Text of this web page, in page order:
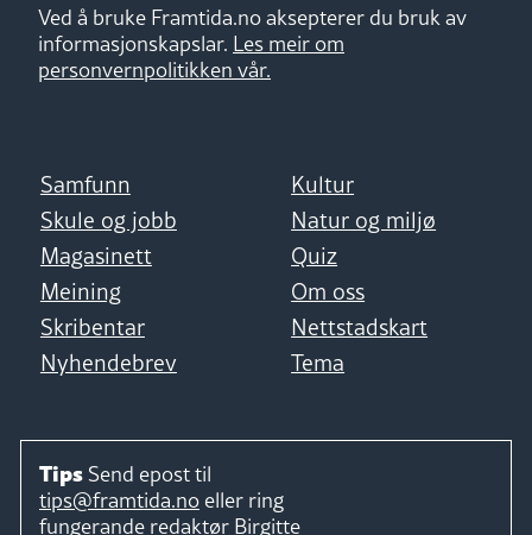
Ved å bruke Framtida.no aksepterer du bruk av
informasjonskapslar. Les meir om
personvernpolitikken vår.
Samfunn
Kultur
Skule og jobb
Natur og miljø
Magasinett
Quiz
Meining
Om oss
Skribentar
Nettstadskart
Nyhendebrev
Tema
Tips Send epost til
tips@framtida.no eller ring
fungerande redaktør Birgitte